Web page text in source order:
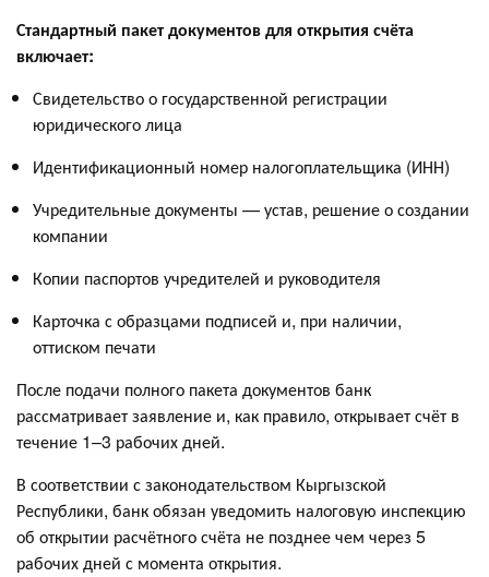
Стандартный пакет документов для открытия счёта
включает:
Свидетельство о государственной регистрации
юридического лица
Идентификационный номер налогоплательщика (ИНН)
Учредительные документы — устав, решение о создании
компании
Копии паспортов учредителей и руководителя
Карточка с образцами подписей и, при наличии,
оттиском печати
После подачи полного пакета документов банк
рассматривает заявление и, как правило, открывает счёт в
течение 1–3 рабочих дней.
В соответствии с законодательством Кыргызской
Республики, банк обязан уведомить налоговую инспекцию
об открытии расчётного счёта не позднее чем через 5
рабочих дней с момента открытия.